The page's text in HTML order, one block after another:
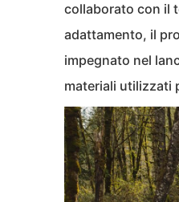
collaborato con il
adattamento, il
impegnato nel
materiali utilizzati